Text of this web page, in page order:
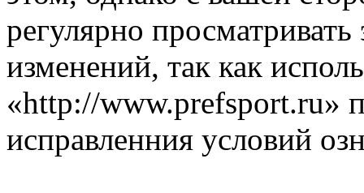
регулярно просматривать
изменений, так как
«http://www.prefsport.ru»
исправленния условий